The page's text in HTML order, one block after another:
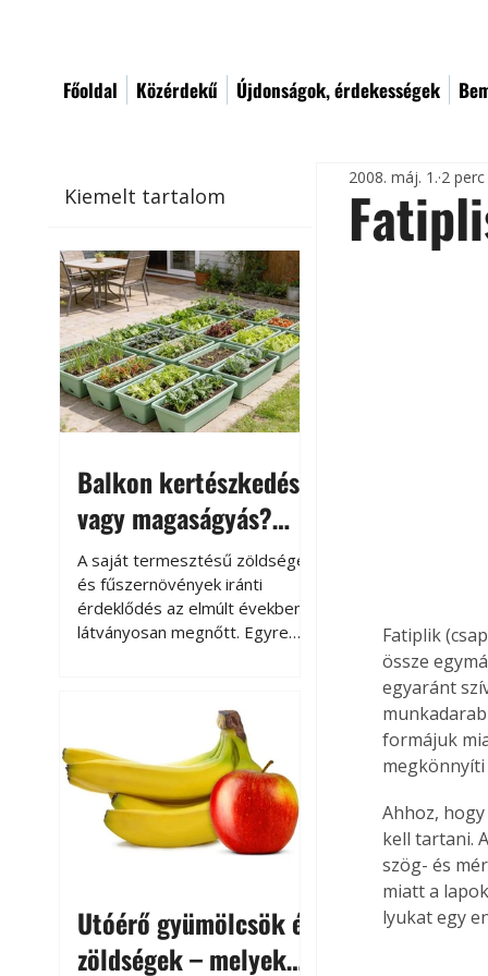
Főoldal Közérdekű Újdonságok, érdekességek
Kiemelt tartalom
Balkon kertészkedés
vagy magaságyás?
Helytakarékos
kertészkedés
A saját termesztésű zöldségek
és fűszernövények iránti
érdeklődés az elmúlt években
látványosan megnőtt. Egyre
kertészkedés sokak számára
kikapcsolódást és feltöltődést
is jelent.
Utóérő gyümölcsök és
zöldségek – melyek
2008. máj. 1. 2
Fatiplik
össze
egyaránt
formájuk
Ahhoz,
kell tartani.
szög- és
miatt a
lyukat egy